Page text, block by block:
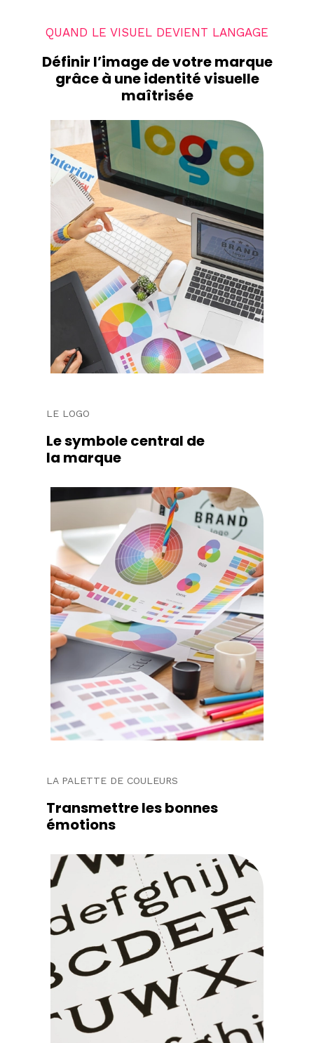
QUAND LE VISUEL DEVIENT LANGAGE
Définir l’image de votre marque
grâce à une identité visuelle
maîtrisée
LE LOGO
Le symbole central de
la marque
LA PALETTE DE COULEURS
Transmettre les bonnes
émotions